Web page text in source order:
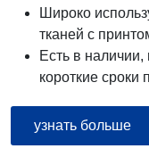
Широко
тканей с
Есть в
короткие сроки
узнать больше